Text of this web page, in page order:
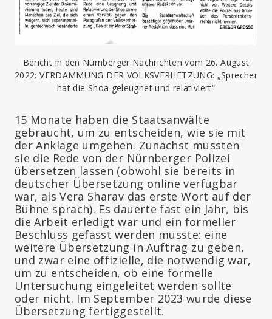
Bericht in den Nürnberger Nachrichten vom 26. August
2022: VERDAMMUNG DER VOLKSVERHETZUNG: „Sprecher
hat die Shoa geleugnet und relativiert“
15 Monate haben die Staatsanwälte
gebraucht, um zu entscheiden, wie sie mit
der Anklage umgehen. Zunächst mussten
sie die Rede von der Nürnberger Polizei
übersetzen lassen (obwohl sie bereits in
deutscher Übersetzung online verfügbar
war, als Vera Sharav das erste Wort auf der
Bühne sprach). Es dauerte fast ein Jahr, bis
die Arbeit erledigt war und ein formeller
Beschluss gefasst werden musste: eine
weitere Übersetzung in Auftrag zu geben,
und zwar eine offizielle, die notwendig war,
um zu entscheiden, ob eine formelle
Untersuchung eingeleitet werden sollte
oder nicht. Im September 2023 wurde diese
Übersetzung fertiggestellt.